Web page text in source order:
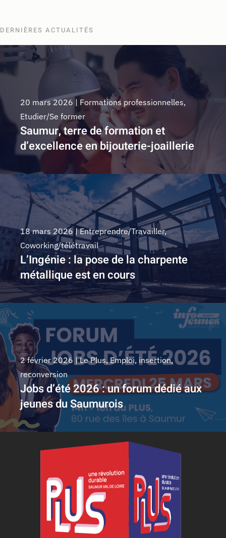
DERNIÈRES ACTUALITÉS
20 mars 2026 | Formations professionnelles,
Etudier/Se former
Saumur, terre de formation et
d’excellence en bijouterie-joaillerie
18 mars 2026|Entreprendre/Travailler,
Coworking/télétravail
L’Ingénie : la pose de la charpente
métallique est en cours
2 février 2026 |Le Plus,Emploi, insertion,
reconversion
Jobs d’été 2026 : un forum dédié aux
jeunes du Saumurois